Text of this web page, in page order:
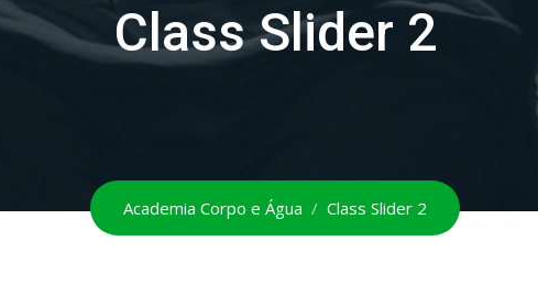
Class Slider 2
Academia Corpo e Água / Class Slider 2